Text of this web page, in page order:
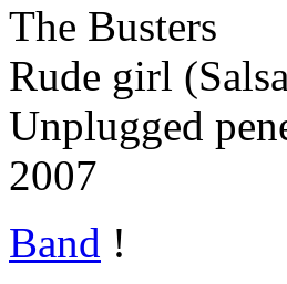
The Busters
Rude girl
Unplugged
2007
Band !